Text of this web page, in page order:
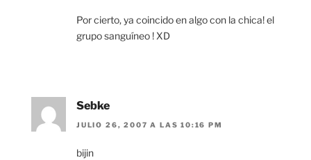
Por cierto, ya coincido en algo con la chica! el
grupo sanguíneo ! XD
Sebke
JULIO 26, 2007 A LAS 10:16 PM
bijin